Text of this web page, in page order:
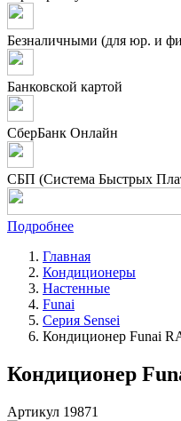
Безналичными (для юр. и
Банковской картой
СберБанк Онлайн
СБП (Система Быстрых
Подробнее
Главная
Кондиционеры
Настенные
Funai
Серия Sensei
Кондиционер Funai
Кондиционер
Артикул 19871